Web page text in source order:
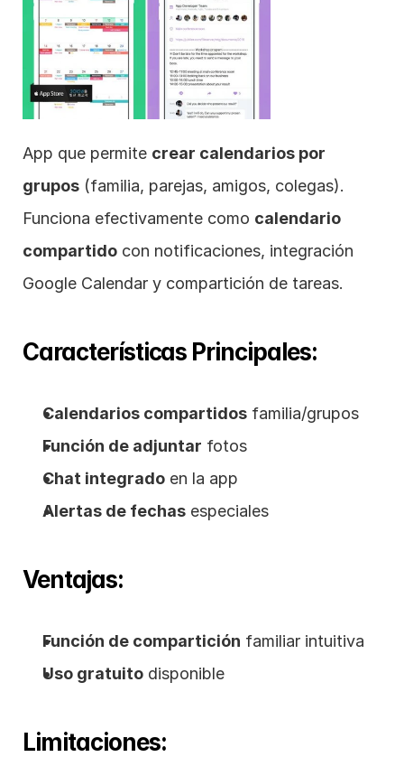
App que permite crear calendarios por
grupos (familia, parejas, amigos, colegas).
Funciona efectivamente como calendario
compartido con notificaciones, integración
Google Calendar y compartición de tareas.
Características Principales:
Calendarios compartidos familia/grupos
Función de adjuntar fotos
Chat integrado en la app
Alertas de fechas especiales
Ventajas:
Función de compartición familiar intuitiva
Uso gratuito disponible
Limitaciones: